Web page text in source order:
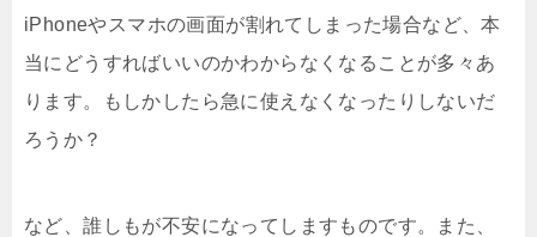
iPhoneやスマホの画面が割れてしまった場合など、本
当にどうすればいいのかわからなくなることが多々あ
ります。もしかしたら急に使えなくなったりしないだ
ろうか？
など、誰しもが不安になってしますものです。また、